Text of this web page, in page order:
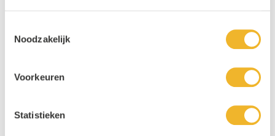
Noodzakelijk
Voorkeuren
Statistieken